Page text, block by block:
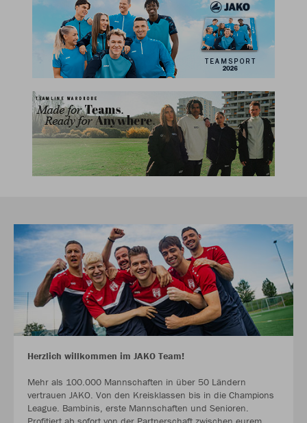
Herzlich willkommen im JAKO Team!
Mehr als 100.000 Mannschaften in über 50 Ländern
vertrauen JAKO. Von den Kreisklassen bis in die Champions
League. Bambinis, erste Mannschaften und Senioren.